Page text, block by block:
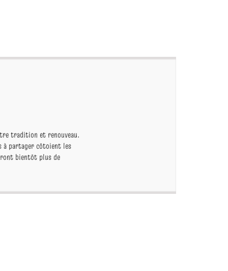
tradition et renouveau.
à partager côtoient les
bientôt plus de